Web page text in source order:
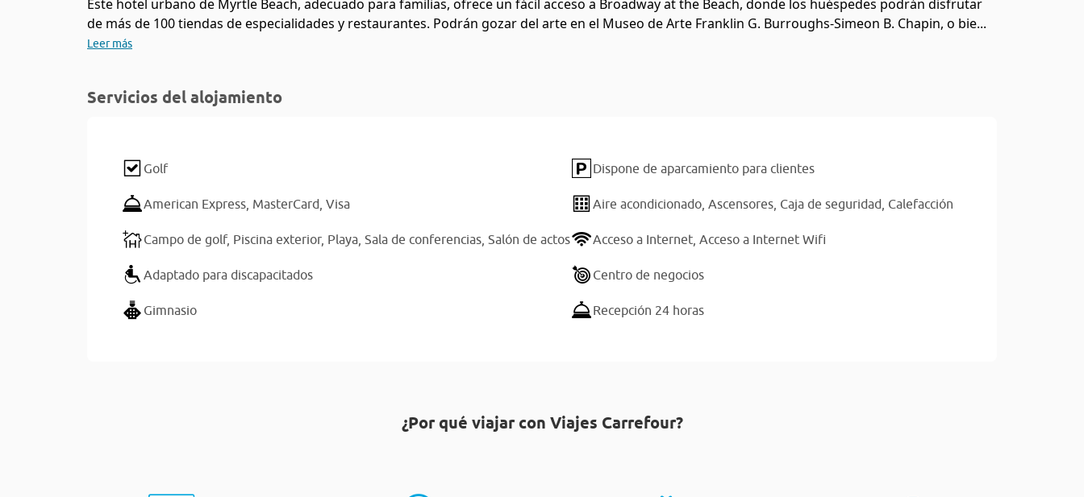
Este hotel urbano de Myrtle Beach, adecuado para familias, ofrece un fácil acceso a Broadway at the Beach, donde los huéspedes podrán disfrutar
de más de 100 tiendas de especialidades y restaurantes. Podrán gozar del arte en el Museo de Arte Franklin G. Burroughs-Simeon B. Chapin, o bie...
Leer más
Servicios del alojamiento
Golf
American Express, MasterCard, Visa
Campo de golf, Piscina exterior, Playa, Sala de conferencias, Salón de actos
Adaptado para discapacitados
Gimnasio
Dispone de aparcamiento para clientes
Aire acondicionado, Ascensores, Caja de seguridad, Calefacción
Acceso a Internet, Acceso a Internet Wifi
Centro de negocios
Recepción 24 horas
¿Por qué viajar con Viajes Carrefour?